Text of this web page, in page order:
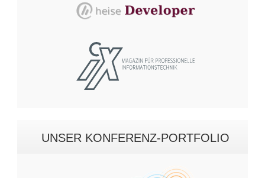
UNSER KONFERENZ-PORTFOLIO